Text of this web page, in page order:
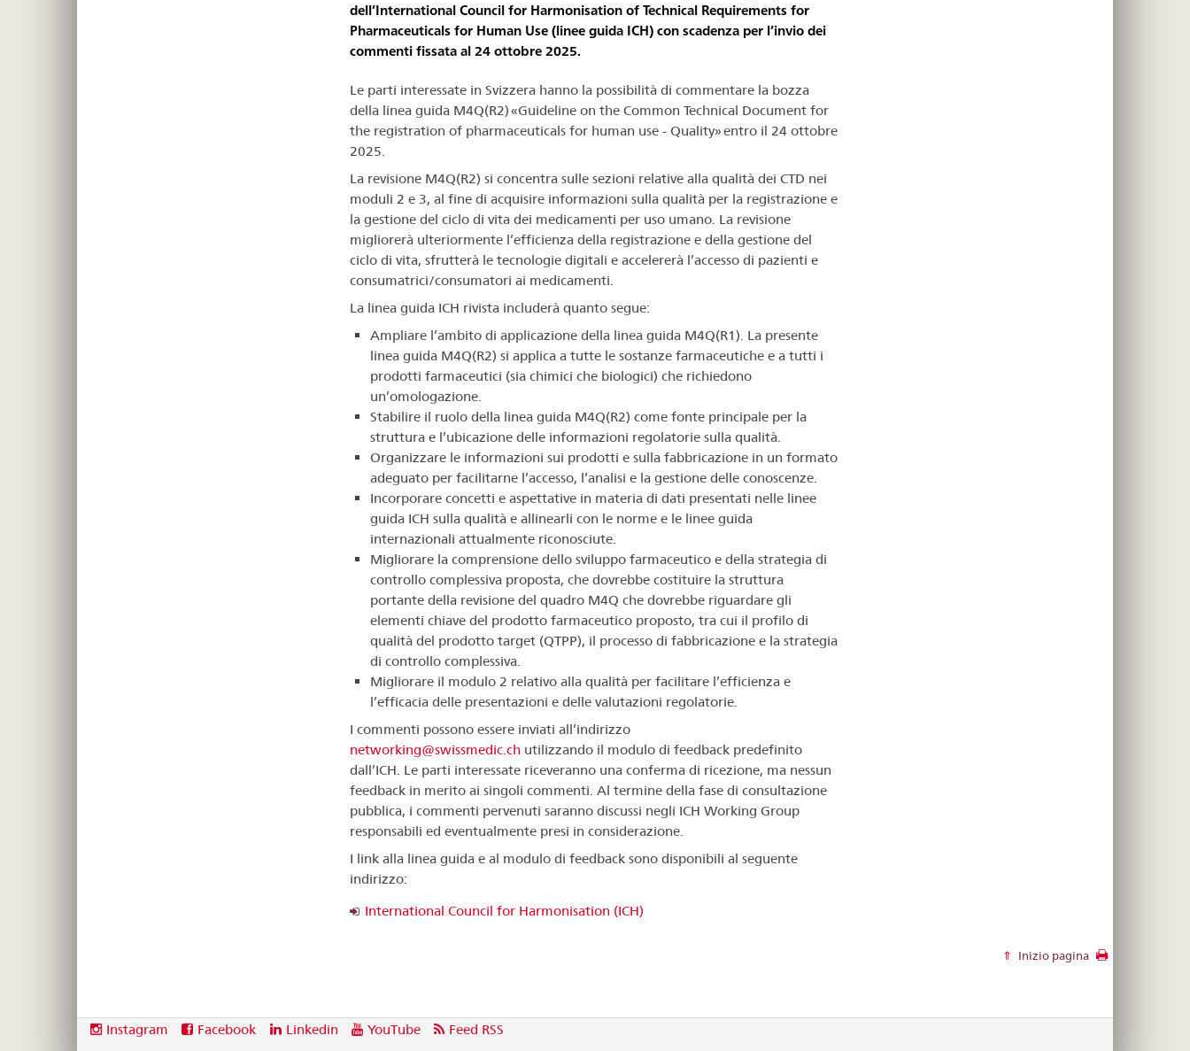
dell’International Council for Harmonisation of Technical Requirements for
Pharmaceuticals for Human Use (linee guida ICH) con scadenza per l’invio dei
commenti fissata al 24 ottobre 2025.
Le parti interessate in Svizzera hanno la possibilità di commentare la bozza
della linea guida M4Q(R2) «Guideline on the Common Technical Document for
the registration of pharmaceuticals for human use - Quality» entro il 24 ottobre
2025.
La revisione M4Q(R2) si concentra sulle sezioni relative alla qualità dei CTD nei
moduli 2 e 3, al fine di acquisire informazioni sulla qualità per la registrazione e
la gestione del ciclo di vita dei medicamenti per uso umano. La revisione
migliorerà ulteriormente l’efficienza della registrazione e della gestione del
ciclo di vita, sfrutterà le tecnologie digitali e accelererà l’accesso di pazienti e
consumatrici/consumatori ai medicamenti.
La linea guida ICH rivista includerà quanto segue:
Ampliare l’ambito di applicazione della linea guida M4Q(R1). La presente
linea guida M4Q(R2) si applica a tutte le sostanze farmaceutiche e a tutti i
prodotti farmaceutici (sia chimici che biologici) che richiedono
un’omologazione.
Stabilire il ruolo della linea guida M4Q(R2) come fonte principale per la
struttura e l’ubicazione delle informazioni regolatorie sulla qualità.
Organizzare le informazioni sui prodotti e sulla fabbricazione in un formato
adeguato per facilitarne l’accesso, l’analisi e la gestione delle conoscenze.
Incorporare concetti e aspettative in materia di dati presentati nelle linee
guida ICH sulla qualità e allinearli con le norme e le linee guida
internazionali attualmente riconosciute.
Migliorare la comprensione dello sviluppo farmaceutico e della strategia di
controllo complessiva proposta, che dovrebbe costituire la struttura
portante della revisione del quadro M4Q che dovrebbe riguardare gli
elementi chiave del prodotto farmaceutico proposto, tra cui il profilo di
qualità del prodotto target (QTPP), il processo di fabbricazione e la strategia
di controllo complessiva.
Migliorare il modulo 2 relativo alla qualità per facilitare l’efficienza e
l’efficacia delle presentazioni e delle valutazioni regolatorie.
I commenti possono essere inviati all’indirizzo
networking@swissmedic.chutilizzando il modulo di feedback predefinito
dall’ICH. Le parti interessate riceveranno una conferma di ricezione, ma nessun
feedback in merito ai singoli commenti. Al termine della fase di consultazione
pubblica, i commenti pervenuti saranno discussi negli ICH Working Group
responsabili ed eventualmente presi in considerazione.
I link alla linea guida e al modulo di feedback sono disponibili al seguente
indirizzo:
International Council for Harmonisation (ICH)
Inizio pagina
Footer
SocialInstagram Facebook Linkedin YouTube Feed RSS